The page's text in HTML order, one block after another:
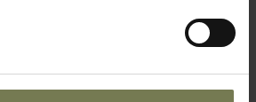
med